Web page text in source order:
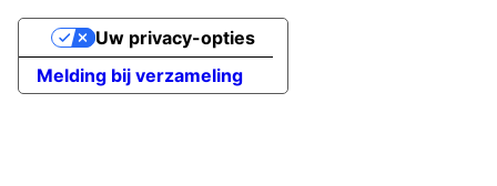
Melding bij verzameling
Uw privacy-opties